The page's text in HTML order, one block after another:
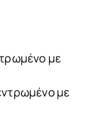
με
με